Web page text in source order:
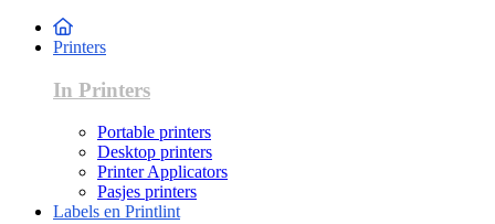
Printers
In Printers
Portable printers
Desktop printers
Printer Applicators
Pasjes printers
Labels en Printlint